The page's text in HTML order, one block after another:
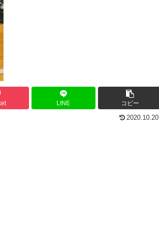
LINE コピー
2020.10.20